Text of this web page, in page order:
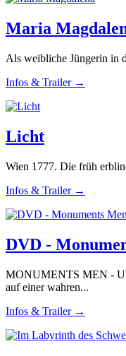
Maria
Als weibliche Jüngerin in
Infos & Trailer →
Licht
Wien 1777. Die früh
Infos & Trailer →
DVD -
MONUMENTS MEN -
auf einer wahren...
Infos & Trailer →